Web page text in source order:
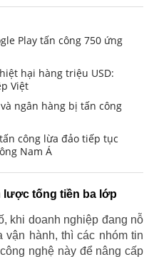
Play tấn công 750 ứng
hại hàng triệu USD:
Việt
ngân hàng bị tấn công
công lừa đảo tiếp tục
Nam Á
lược tống tiền ba lớp
khi doanh nghiệp đang nỗ
vận hành, thì các nhóm tin
nghệ này để nâng cấp